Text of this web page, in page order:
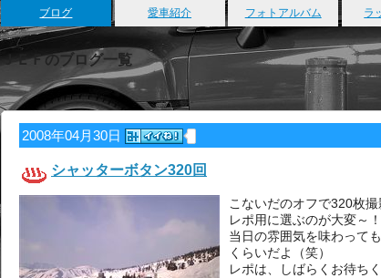
ブログ 愛車紹介 フォトアルバム ラ
ＪＥＦのブログ一覧
2008年04月30日
シャッターボタン320回
こないだのオフで320枚撮
レポ用に選ぶのが大変～！
当日の雰囲気を味わって
くらいだよ（笑）
レポは、しばらくお待ち